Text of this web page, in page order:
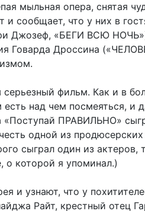
мыльная опера, снятая
и сообщает, что у них в
Джозеф, «БЕГИ ВСЮ
Говарда Дроссина
фильм. Как и в
над чем посмеяться, и
«Поступай ПРАВИЛЬНО»
одной из
сыграл один из актеров,
о которой я упоминал.)
и узнают, что у
Райт, крестный отец